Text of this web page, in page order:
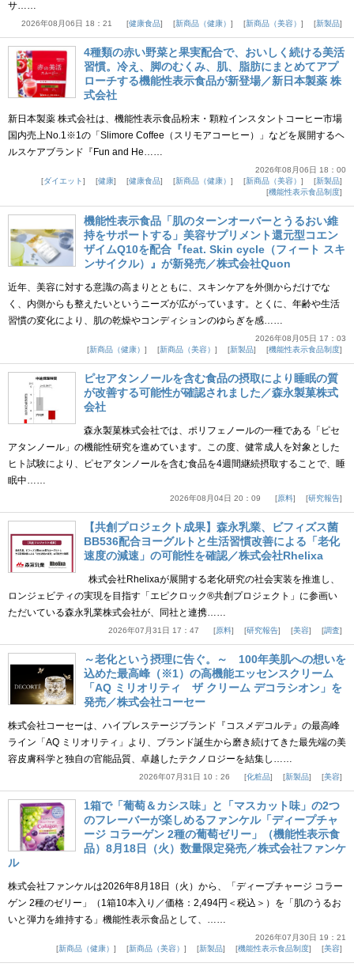
サ……
2026年08月06日 18：21 健康食品 新商品（健康） 新商品（美容） 新製品
4種類の赤い野菜と果実配合で、おいしく続ける美活
習慣。冷え、脚のむくみ、肌、脂肪にまとめてアプ
ローチする機能性表示食品が新登場／新日本製薬 株
式会社
新日本製薬 株式会社は、機能性表示食品粉末・顆粒インスタントコーヒー市場
国内売上No.1※1の「Slimore Coffee（スリモアコーヒー）」などを展開するヘ
ルスケアブランド『Fun and He……
2026年08月06日 18：00
ダイエット
健康 健康食品 新商品（健康） 新商品（美容）
新製品
機能性表示食品制度
機能性表示食品「肌のターンオーバーとうるおい維
持をサポートする」美容サプリメント還元型コエン
ザイムQ10を配合『feat. Skin cycle（フィート スキ
ンサイクル）』が新発売／株式会社Quon
近年、美容に対する意識の高まりとともに、スキンケアを外側からだけでな
く、内側からも整えたいというニーズが広がっています。とくに、年齢や生活
習慣の変化により、肌の乾燥やコンディションのゆらぎを感……
2026年08月05日 17：03
新商品（健康）
新商品（美容） 新製品 機能性表示食品制度
ピセアタンノールを含む食品の摂取により睡眠の質
が改善する可能性が確認されました／森永製菓株式
会社
森永製菓株式会社では、ポリフェノールの一種である「ピセ
アタンノール」の機能性研究を進めています。この度、健常成人を対象とした
ヒト試験により、ピセアタンノールを含む食品を4週間継続摂取することで、睡
眠中……
2026年08月04日 20：09 原料 研究報告
【共創プロジェクト成果】森永乳業、ビフィズス菌
BB536配合ヨーグルトと生活習慣改善による「老化
速度の減速」の可能性を確認／株式会社Rhelixa
株式会社Rhelixaが展開する老化研究の社会実装を推進し、
ロンジェビティの実現を目指す「エピクロック®共創プロジェクト」に参画い
ただいている森永乳業株式会社が、同社と連携……
2026年07月31日 17：47 原料 研究報告 美容 調査
～老化という摂理に告ぐ。～ 100年美肌への想いを
込めた最高峰（※1）の高機能エッセンスクリーム
「AQ ミリオリティ ザ クリーム デコラシオン」を
発売／株式会社コーセー
株式会社コーセーは、ハイプレステージブランド『コスメデコルテ』の最高峰
ライン「AQ ミリオリティ」より、ブランド誕生から磨き続けてきた最先端の美
容皮膚科学と独自の官能品質、卓越したテクノロジーを結集し……
2026年07月31日 10：26 化粧品 新製品 美容
1箱で「葡萄＆カシス味」と「マスカット味」の2つ
のフレーバーが楽しめるファンケル「ディープチャ
ージ コラーゲン 2種の葡萄ゼリー」（機能性表示食
品）8月18日（火）数量限定発売／株式会社ファンケ
ル
株式会社ファンケルは2026年8月18日（火）から、「ディープチャージ コラー
ゲン 2種のゼリー」（1箱10本入り／価格：2,494円＜税込＞）を「肌のうるお
いと弾力を維持する」機能性表示食品として、……
2026年07月30日 19：21
新商品（健康）
新商品（美容） 新製品 機能性表示食品制度 美容